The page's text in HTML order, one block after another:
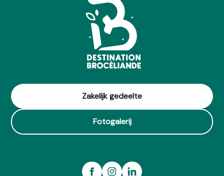
Restaurant La Duchesse Anne
Zakelijk gedeelte
Fotogalerij